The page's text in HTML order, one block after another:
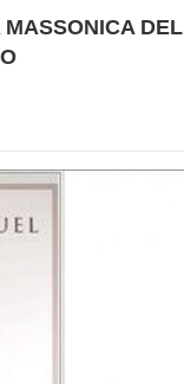
DEL